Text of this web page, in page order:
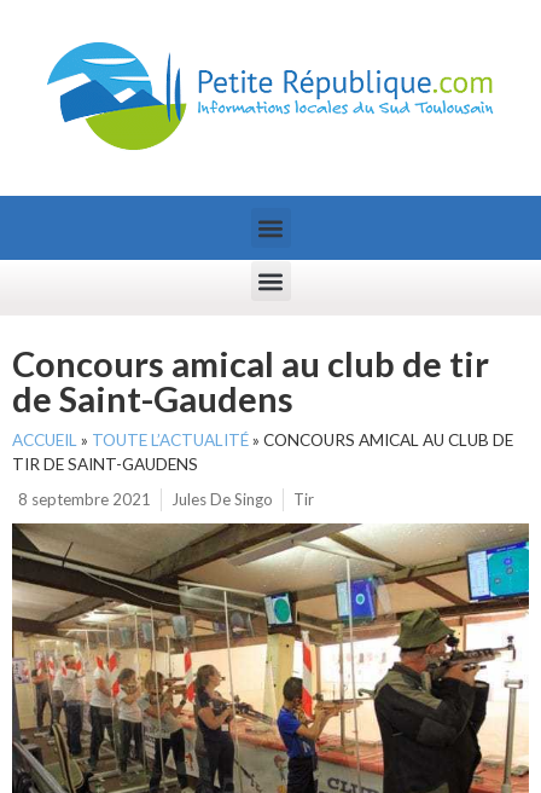
Concours amical au club de tir
de Saint-Gaudens
ACCUEIL » TOUTE L’ACTUALITÉ» CONCOURS AMICAL AU CLUB DE
TIR DE SAINT-GAUDENS
8 septembre 2021
Jules De Singo Tir